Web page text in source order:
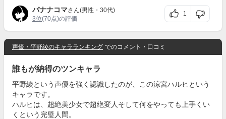
バナナコマさん(男性・30代)
3位(70点)の評価
1
声優・平野綾のキャラランキング でのコメント・口コミ
誰もが納得のツンキャラ
平野綾という声優を強く認識したのが、この涼宮ハルヒという
キャラです。
ハルヒは、超絶美少女で超絶変人そして何をやっても上手くい
くという完璧人間。